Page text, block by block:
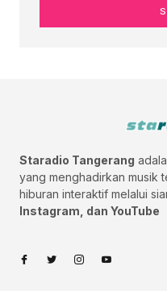
Staradio Tangerang
yang menghadirkan musik
hiburan interaktif melalui
Instagram, dan YouTube